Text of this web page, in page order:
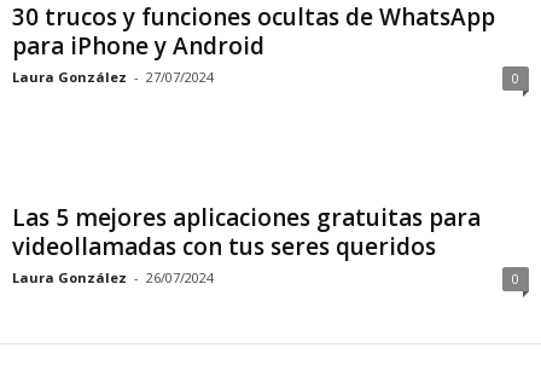
30 trucos y funciones ocultas de WhatsApp
para iPhone y Android
Laura González - 27/07/2024 0
Las 5 mejores aplicaciones gratuitas para
videollamadas con tus seres queridos
Laura González - 26/07/2024 0